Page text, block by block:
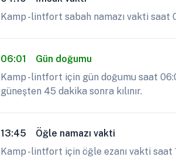
Kamp -lintfort sabah namazı vakti saat
06:01
Gün doğumu
Kamp -lintfort için gün doğumu saat
güneşten 45 dakika sonra kılınır.
13:45
Öğle namazı vakti
Kamp -lintfort için öğle ezanı vakti saat